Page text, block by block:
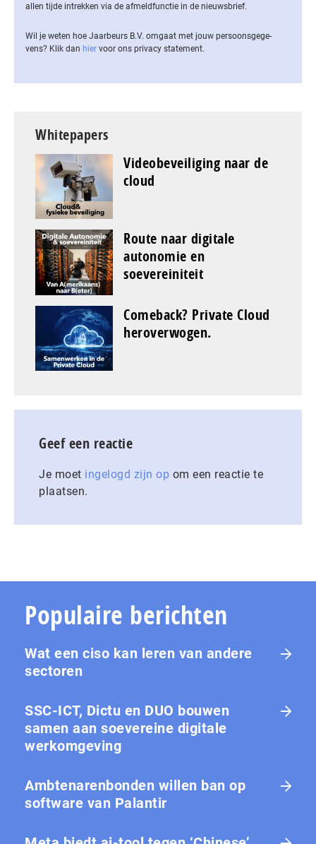
allen tijde intrekken via de af­meld­func­tie in de nieuwsbrief.
Wil je weten hoe Jaarbeurs B.V. omgaat met jouw per­soons­ge­ge­
vens? Klik dan hier voor ons privacy statement.
Whitepapers
Videobeveiliging naar de
cloud
Route naar digitale
autonomie en
soevereiniteit
Comeback? Private Cloud
heroverwogen.
Geef een reactie
Je moet ingelogd zijn op om een reactie te
plaatsen.
Populaire berichten
Wat een ciso kan leren van andere
sectoren
SSC-ICT, Dictu en DUO bouwen
samen aan soevereine digitale
werkomgeving
Ambtenarenbonden willen ban op
software van Palantir